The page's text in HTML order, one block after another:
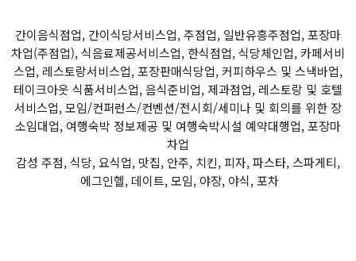
간이음식점업, 간이식당서비스업, 주점업, 일반유흥주점업, 포장마
차업(주점업), 식음료제공서비스업, 한식점업, 식당체인업, 카페서비
스업, 레스토랑서비스업, 포장판매식당업, 커피하우스 및 스낵바업,
테이크아웃 식품서비스업, 음식준비업, 제과점업, 레스토랑 및 호텔
서비스업, 모임/컨퍼런스/컨벤션/전시회/세미나 및 회의를 위한 장
소임대업, 여행숙박 정보제공 및 여행숙박시설 예약대행업, 포장마
차업
감성 주점, 식당, 요식업, 맛집, 안주, 치킨, 피자, 파스타, 스파게티,
에그인헬, 데이트, 모임, 야장, 야식, 포차